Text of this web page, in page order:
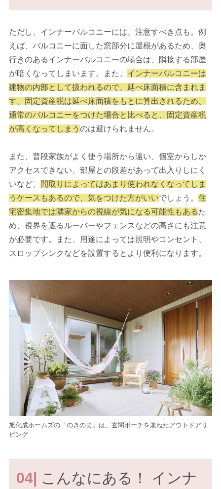
ただし、インナーバルコニーには、注意すべき点も。例
えば、バルコニーに面した窓部分に屋根があるため、奥
行きのあるインナーバルコニーの場合は、隣接する部屋
が暗くなってしまいます。また、 インナーバルコニーは
建物の内部として扱われるので、延べ床面積に含まれま
す。固定資産税は延べ床面積をもとに算出されるため、
通常のバルコニーをつけた場合と比べると、固定資産税
が高くなってしまう のは避けられません。
また、普段家族がよく使う場所から遠い、個室からしか
アクセスできない、部屋との段差があって出入りしにく
いなど、
間取りによってはあまり使われなくなってしま
うケースもあるので、気をつけた方がいいでしょう。 住
宅密集地では隣家からの視線が気になる可能性もあるた
め、視界を遮るルーバーやフェンスなどの高さにも注意
が必要です。また、用途によっては照明やコンセント、
スロップシンクなどを設置するとより便利になります。
旭化成ホームズの「のきのま」は、玄関ポーチを兼ねたアウトドアリ
ビング
04| こんなにある！ インナ